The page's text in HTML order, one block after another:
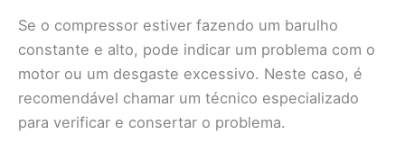
Se o compressor estiver fazendo um barulho
constante e alto, pode indicar um problema com o
motor ou um desgaste excessivo. Neste caso, é
recomendável chamar um técnico especializado
para verificar e consertar o problema.